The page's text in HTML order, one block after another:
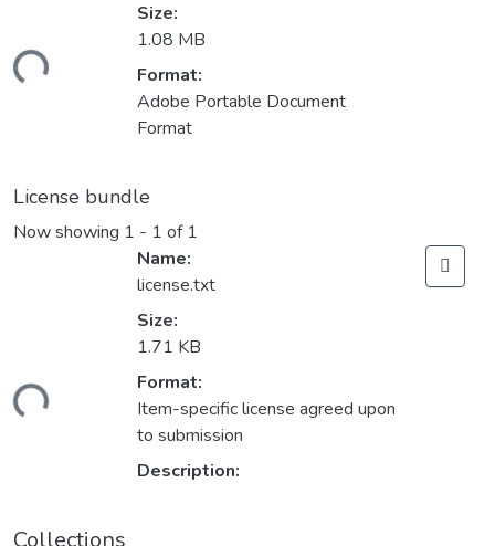
Size:
1.08 MB
Format:
Adobe Portable Document
Format
License bundle
Now showing 1 - 1 of 1
Name:
license.txt
Size:
1.71 KB
Format:
Item-specific license agreed upon
to submission
Description: